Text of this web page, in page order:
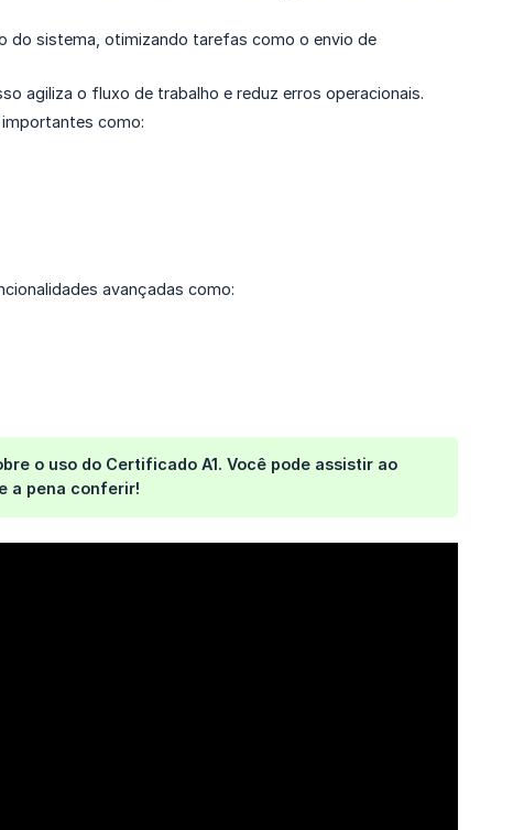
do sistema, otimizando tarefas como o envio de
agiliza o fluxo de trabalho e reduz erros operacionais.
como:
avançadas como:
o uso do Certificado A1. Você pode assistir ao
a pena conferir!